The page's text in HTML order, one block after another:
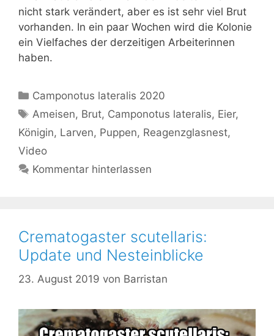
nicht stark verändert, aber es ist sehr viel Brut
vorhanden. In ein paar Wochen wird die Kolonie
ein Vielfaches der derzeitigen Arbeiterinnen
haben.
Kategorien
Camponotus lateralis 2020
Schlagwörter
Ameisen, Brut, Camponotus lateralis, Eier,
Königin, Larven, Puppen, Reagenzglasnest,
Video
Kommentar hinterlassen
Crematogaster scutellaris:
Update und Nesteinblicke
23. August 2019 von Barristan